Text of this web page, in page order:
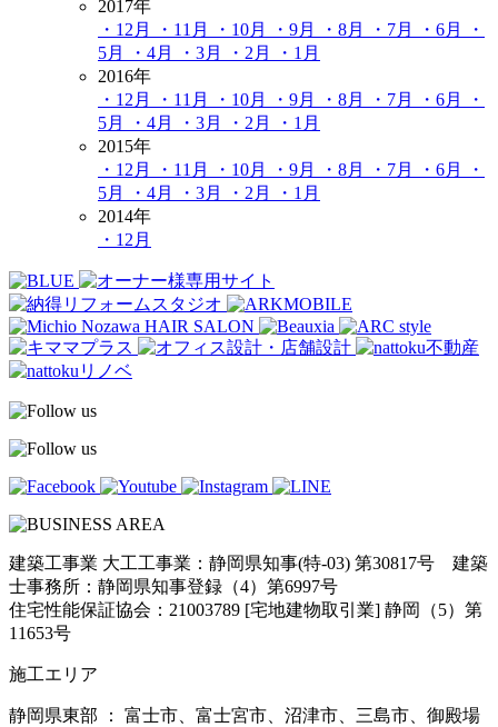
2017年
・12月
・11月 ・10月 ・9月 ・8月 ・7月 ・6月
・
5月
・4月 ・3月 ・2月
・1月
2016年
・12月
・11月 ・10月 ・9月 ・8月 ・7月 ・6月
・
5月
・4月 ・3月 ・2月
・1月
2015年
・12月
・11月 ・10月 ・9月 ・8月 ・7月 ・6月
・
5月
・4月 ・3月 ・2月
・1月
2014年
・12月
建築工事業 大工工事業：静岡県知事(特-03) 第30817号 建築
士事務所：静岡県知事登録（4）第6997号
住宅性能保証協会：21003789 [宅地建物取引業] 静岡（5）第
11653号
施工エリア
静岡県東部 ： 富士市、富士宮市、沼津市、三島市、御殿場